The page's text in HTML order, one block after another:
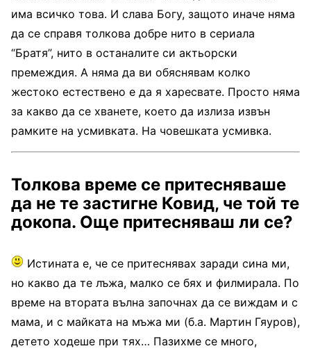
има всичко това. И слава Богу, защото иначе няма
да се справя толкова добре нито в сериала
“Братя”, нито в останалите си актьорски
премеждия. А няма да ви обяснявам колко
жестоко естествено е да я харесвате. Просто няма
за какво да се хванете, което да излиза извън
рамките на усмивката. На човешката усмивка.
Толкова време се притесняваше
да не те застигне Ковид, че той те
докопа. Още притесняваш ли се?
Истината е, че се притеснявах заради сина ми,
но какво да те лъжа, малко се бях и филмирала. По
време на втората вълна започнах да се виждам и с
мама, и с майката на мъжа ми (б.а. Мартин Гяуров),
детето ходеше при тях… Пазихме се много,